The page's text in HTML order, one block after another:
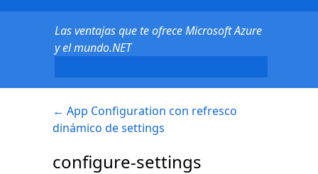
Las ventajas que te ofrece Microsoft Azure
y el mundo.NET
← App Configuration con refresco
dinámico de settings
configure-settings